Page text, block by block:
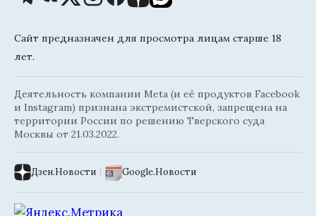
Сайт предназначен для просмотра лицам старше 18
лет.
Деятельность компании Meta (и её продуктов Facebook
и Instagram) признана экстремистской, запрещена на
территории России по решению Тверского суда
Москвы от 21.03.2022.
Дзен.Новости | Google.Новости